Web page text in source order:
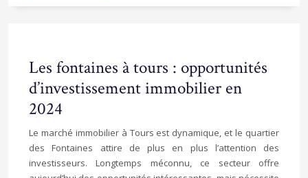
Les fontaines à tours : opportunités
d’investissement immobilier en
2024
Le marché immobilier à Tours est dynamique, et le quartier
des Fontaines attire de plus en plus l’attention des
investisseurs. Longtemps méconnu, ce secteur offre